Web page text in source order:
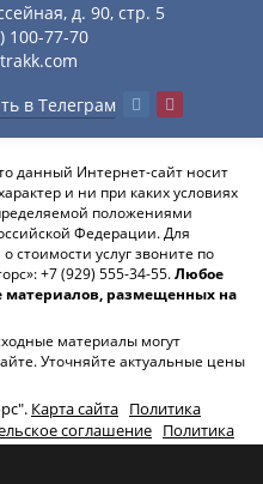
д. 90, стр. 5
100-77-70
данный Интернет-сайт носит
и ни при каких условиях
положениями
Федерации. Для
услуг звоните по
+7 (929) 555-34-55.Любое
материалов, размещенных на
материалы могут
Уточняйте актуальные цены
Карта сайта Политика
соглашение Политика